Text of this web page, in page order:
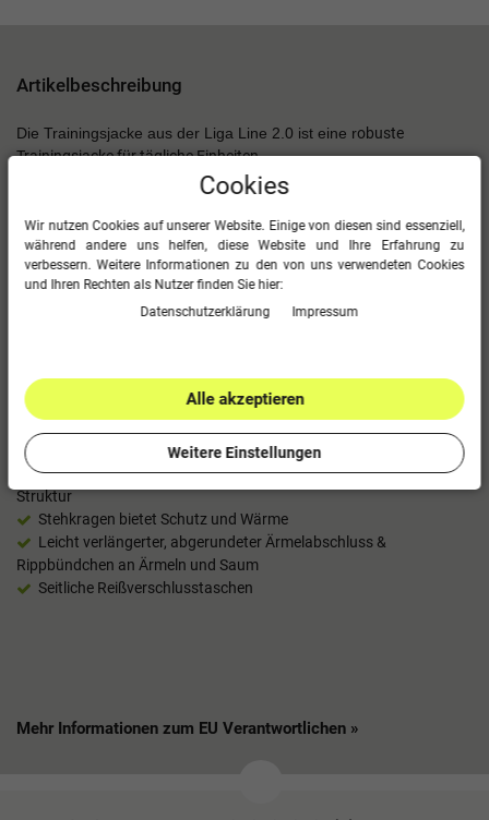
Artikelbeschreibung
Die Trainingsjacke aus der Liga Line 2.0 ist eine robuste
Trainingsjacke für tägliche Einheiten.
Die strapazierfähige und feuchtigkeitsregulierende Jacke sorgt für
ein trockenes Hautgefühl und dauerhaften Tragekomfort.
Die 3D
Struktur im Stoff sorgt außerdem für eine besonders gute
Luftzirkulation.Der Stehkragen bietet zusätzlichen Schutz und
Wärme. Für einen guten Sitz garantieren der leicht verlängerte
und abgerundete Ärmelabschluss und die Rippbündchen an
Im Überblick
erima Liga 2.0 Trainingsjacke aus 100% Polyester
Strapazierfähiges, feuchtigkeitsregulierendes Material in 3D
Struktur
Stehkragen bietet Schutz und Wärme
Leicht verlängerter, abgerundeter Ärmelabschluss &
Rippbündchen an Ärmeln und Saum
Seitliche Reißverschlusstaschen
Mehr Informationen zum EU Verantwortlichen »
Cookies
Wir nutzen Cookies auf unserer Website. Einige von diesen sind essenziell,
während andere uns helfen, diese Website und Ihre Erfahrung zu
verbessern. Weitere Informationen zu den von uns verwendeten Cookies
und Ihren Rechten als Nutzer finden Sie hier:
Daten­schutz­erklärung
Impressum
Alle akzeptieren
Weitere Einstellungen